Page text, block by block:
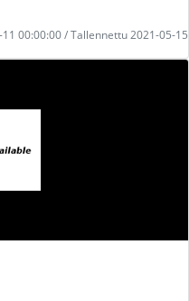
11 00:00:00 / Tallennettu 2021-05-15